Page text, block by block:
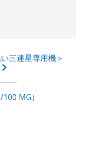
三連星専用機＞
MG）